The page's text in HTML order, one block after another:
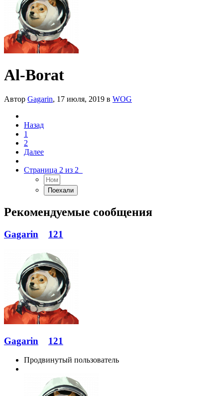
Al-Borat
Автор Gagarin, 17 июля, 2019 в WOG
Назад
1
2
Далее
Страница 2 из 2
Рекомендуемые сообщения
Gagarin 121
Gagarin 121
Продвинутый пользователь